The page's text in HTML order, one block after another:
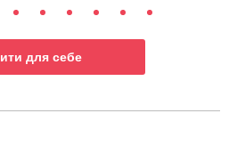
для себе